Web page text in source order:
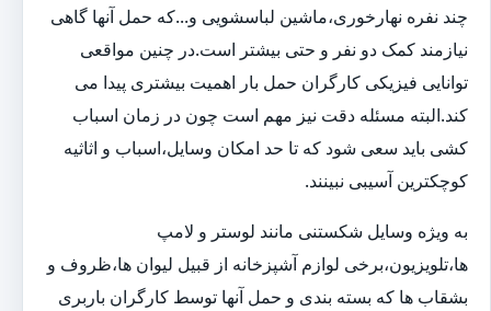
چند نفره نهارخوری،ماشین لباسشویی و...که حمل آنها گاهی
نیازمند کمک دو نفر و حتی بیشتر است.در چنین مواقعی
توانایی فیزیکی کارگران حمل بار اهمیت بیشتری پیدا می
کند.البته مسئله دقت نیز مهم است چون در زمان اسباب
کشی باید سعی شود که تا حد امکان وسایل،اسباب و اثاثیه
کوچکترین آسیبی نبینند.
به ویژه وسایل شکستنی مانند لوستر و لامپ
ها،تلویزیون،برخی لوازم آشپزخانه از قبیل لیوان ها،ظروف و
بشقاب ها که بسته بندی و حمل آنها توسط کارگران باربری